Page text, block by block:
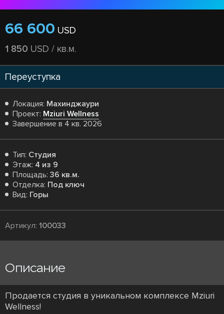
66 600 USD
1 850 USD / кв.м.
Переуступка
Локация: Махинджаури
Проект: Mziuri Wellness
Завершение в 4 кв. 2026
Тип: Студия
Этаж: 4 из 9
Площадь: 36 кв.м.
Отделка: Под ключ
Вид: Горы
Артикул: 100033
Описание
Продается студия в уникальном комплексе Mziuri
Wellness!